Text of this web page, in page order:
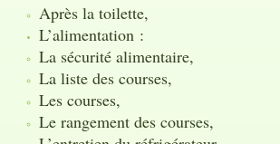
Après la toilette,
L’alimentation :
La sécurité alimentaire,
La liste des courses,
Les courses,
Le rangement des courses,